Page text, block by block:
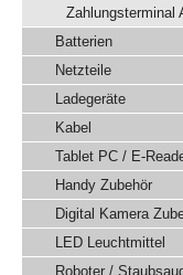
Zahlungsterminal
Batterien
Netzteile
Ladegeräte
Kabel
Tablet PC / E-
Handy Zubehör
Digital Kamera
LED Leuchtmittel
Roboter /